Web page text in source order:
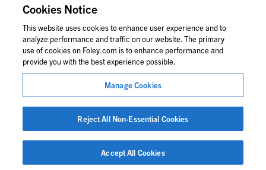
客户登录
联系我们
© 2026 福里尔·拉德纳律师事务所
律师广告
图片中的人物可能并非福莱公司员工。
Cookies Notice
This website uses cookies to enhance user experience and to
analyze performance and traffic on our website. The primary
use of cookies on Foley.com is to enhance performance and
provide you with the best experience possible.
Manage Cookies
Reject All Non-Essential Cookies
Accept All Cookies